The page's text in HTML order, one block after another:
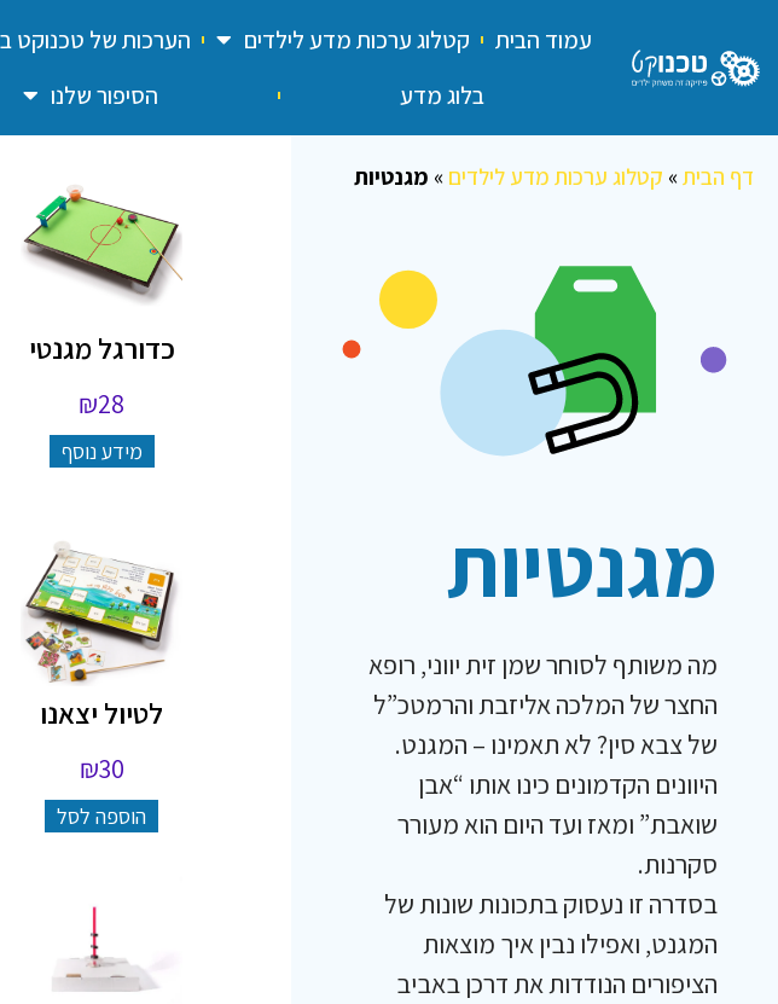
עמוד הבית קטלוג ערכות מדע לילדים הערכות של טכנוקט
בלוג מדע
הסיפור שלנו
דף הבית » קטלוג ערכות מדע לילדים » מגנטיות
מגנטיות
מה משותף לסוחר שמן זית יווני, רופא
החצר של המלכה אליזבת והרמטכ”ל
של צבא סין? לא תאמינו – המגנט.
היוונים הקדמונים כינו אותו “אבן
שואבת” ומאז ועד היום הוא מעורר
סקרנות.
בסדרה זו נעסוק בתכונות שונות של
המגנט, ואפילו נבין איך מוצאות
הציפורים הנודדות את דרכן באביב
כדורגל מגנטי
₪28
מידע נוסף
לטיול יצאנו
₪30
הוספה לסל